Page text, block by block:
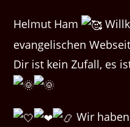
Helmut Ham
evangelischen
Dir ist kein Zufall, es
Wir